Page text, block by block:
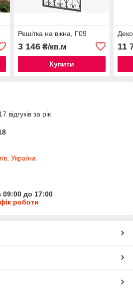
Решітка на вікна, Г09
3 146₴/кв.м
Купити
11
відгуків за рік
Україна
09:00 до 17:00
роботи